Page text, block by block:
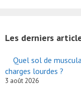
Les derniers
Quel sol de
charges lourdes ?
3 août 2026